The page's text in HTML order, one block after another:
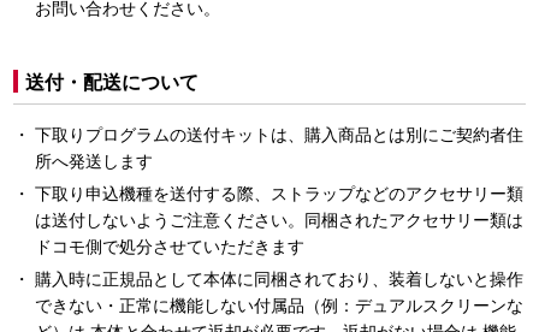
お問い合わせください。
送付・配送について
下取りプログラムの送付キットは、購入商品とは別にご契約者住
所へ発送します
下取り申込機種を送付する際、ストラップなどのアクセサリー類
は送付しないようご注意ください。同梱されたアクセサリー類は
ドコモ側で処分させていただきます
購入時に正規品として本体に同梱されており、装着しないと操作
できない・正常に機能しない付属品（例：デュアルスクリーンな